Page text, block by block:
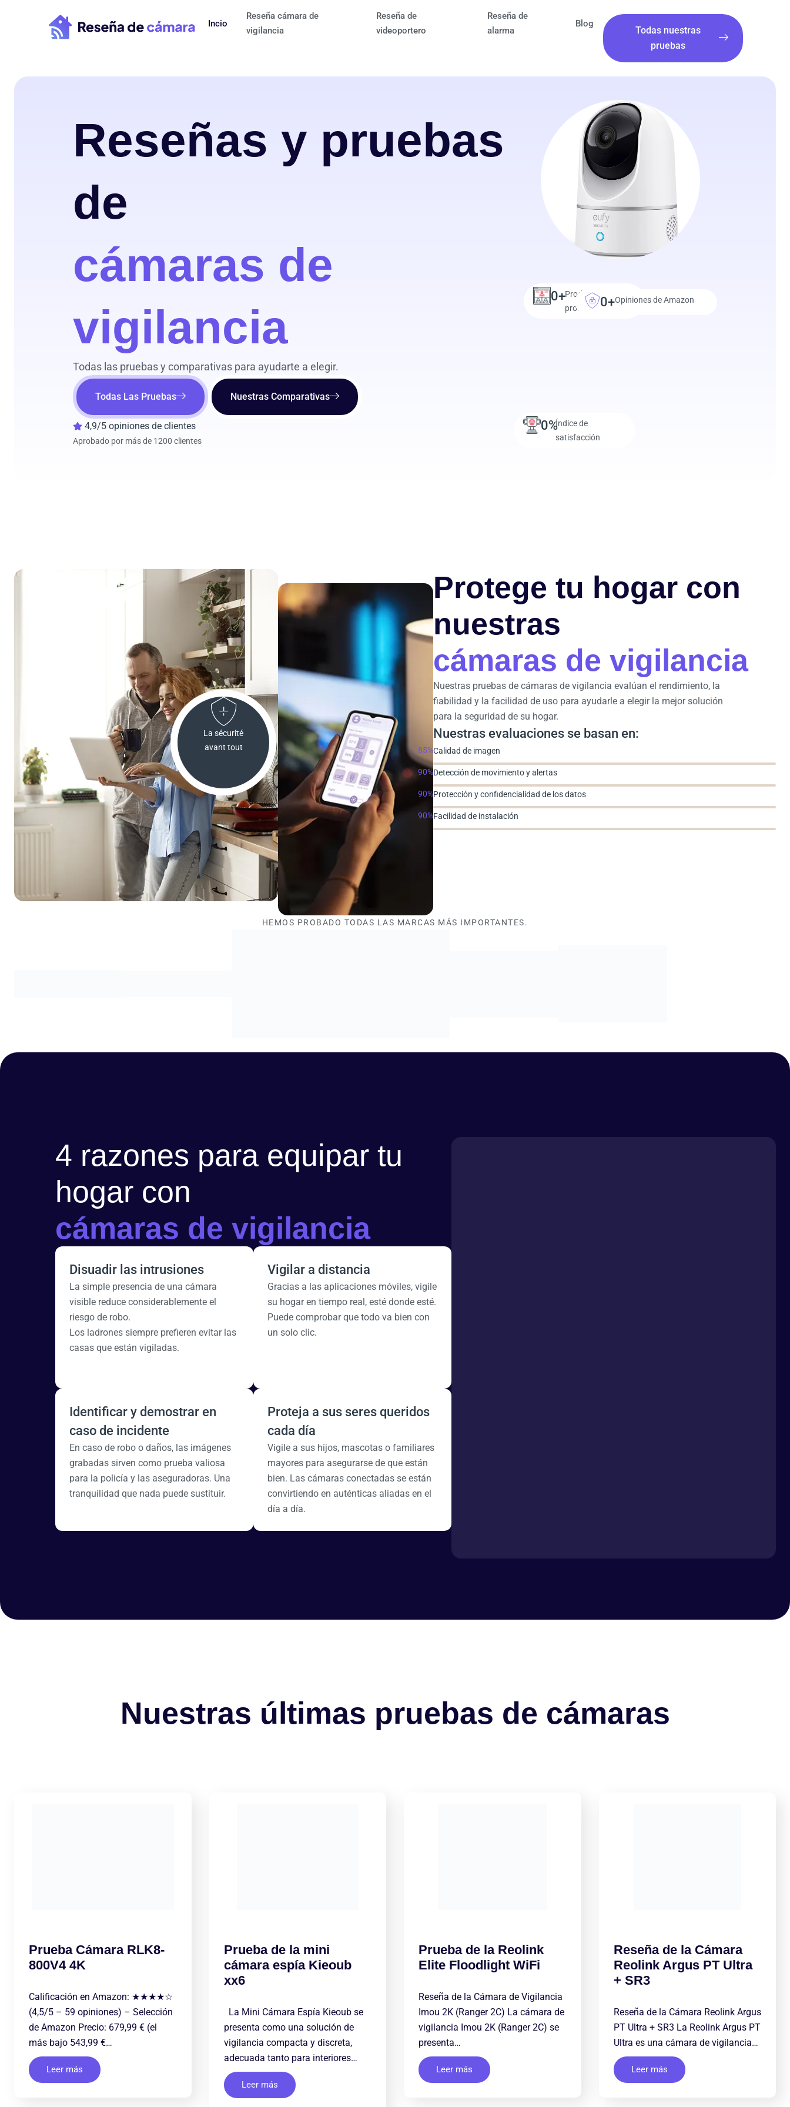
Incio
Reseña cámara de
vigilancia
Reseña de
videoportero
Reseña de
alarma
Blog
Todas nuestras
pruebas
Reseñas y pruebas
de
cámaras de
vigilancia
Todas las pruebas y comparativas para ayudarte a elegir.
Todas Las Pruebas Nuestras Comparativas
4,9/5 opiniones de clientes
Aprobado por más de 1200 clientes
0+Productos
probados
0%Índice de
satisfacción
0+Opiniones de Amazon
La sécurité
avant tout
Protege tu hogar con
nuestras
cámaras de vigilancia
Nuestras pruebas de cámaras de vigilancia evalúan el rendimiento, la
fiabilidad y la facilidad de uso para ayudarle a elegir la mejor solución
para la seguridad de su hogar.
Nuestras evaluaciones se basan en:
Calidad de imagen
85%
Detección de movimiento y alertas
90%
Protección y confidencialidad de los datos
90%
Facilidad de instalación
90%
HEMOS PROBADO TODAS LAS MARCAS MÁS IMPORTANTES.
4 razones para equipar tu
hogar con
cámaras de vigilancia
Disuadir las intrusiones
La simple presencia de una cámara
visible reduce considerablemente el
riesgo de robo.
Los ladrones siempre prefieren evitar las
casas que están vigiladas.
Vigilar a distancia
Gracias a las aplicaciones móviles, vigile
su hogar en tiempo real, esté donde esté.
Puede comprobar que todo va bien con
un solo clic.
Identificar y demostrar en
caso de incidente
En caso de robo o daños, las imágenes
grabadas sirven como prueba valiosa
para la policía y las aseguradoras. Una
tranquilidad que nada puede sustituir.
Proteja a sus seres queridos
cada día
Vigile a sus hijos, mascotas o familiares
mayores para asegurarse de que están
bien. Las cámaras conectadas se están
convirtiendo en auténticas aliadas en el
día a día.
Nuestras últimas pruebas de cámaras
Prueba Cámara RLK8-
800V4 4K
Calificación en Amazon: ★★★★☆
(4,5/5 – 59 opiniones) – Selección
de Amazon Precio: 679,99 € (el
más bajo 543,99 €…
Leer más
Prueba de la mini
cámara espía Kieoub
xx6
La Mini Cámara Espía Kieoub se
presenta como una solución de
vigilancia compacta y discreta,
adecuada tanto para interiores…
Leer más
Prueba de la Reolink
Elite Floodlight WiFi
Reseña de la Cámara de Vigilancia
Imou 2K (Ranger 2C) La cámara de
vigilancia Imou 2K (Ranger 2C) se
presenta…
Leer más
Reseña de la Cámara
Reolink Argus PT Ultra
+ SR3
Reseña de la Cámara Reolink Argus
PT Ultra + SR3 La Reolink Argus PT
Ultra es una cámara de vigilancia…
Leer más